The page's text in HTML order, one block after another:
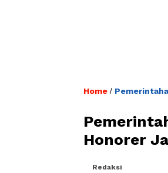
Home /
Honorer
Redaksi